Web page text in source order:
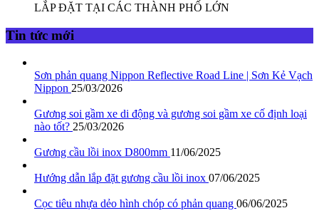
LẮP ĐẶT TẠI CÁC THÀNH PHỐ LỚN
Tin tức mới
Sơn phản quang Nippon Reflective Road Line | Sơn Kẻ Vạch
Nippon 25/03/2026
Gương soi gầm xe di động và gương soi gầm xe cố định loại
nào tốt? 25/03/2026
Gương cầu lồi inox D800mm 11/06/2025
Hướng dẫn lắp đặt gương cầu lồi inox 07/06/2025
Cọc tiêu nhựa dẻo hình chóp có phản quang 06/06/2025